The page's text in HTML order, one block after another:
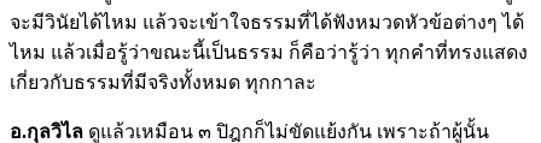
จะมีวินัยได้ไหม แล้วจะเข้าใจธรรมที่ได้ฟังหมวดหัวข้อต่างๆ ได้
ไหม แล้วเมื่อรู้ว่าขณะนี้เป็นธรรม ก็คือว่ารู้ว่า ทุกคำที่ทรงแสดง
เกี่ยวกับธรรมที่มีจริงทั้งหมด ทุกกาละ
อ.กุลวิไล ดูแล้วเหมือน ๓ ปิฎกก็ไม่ขัดแย้งกัน เพราะถ้าผู้นั้น